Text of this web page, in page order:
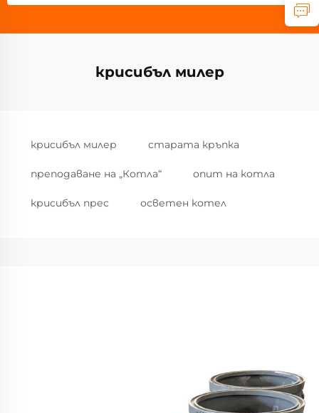
крucибъл милер
крucибъл милер старата кръпка
преподаване на „Котла“ опит на котла
крucибъл прес осветен котел